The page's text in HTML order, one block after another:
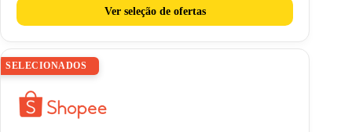
Ver seleção de ofertas
SELECIONADOS